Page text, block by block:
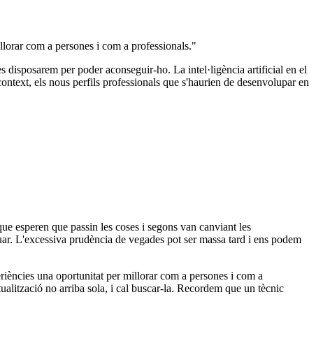
com a persones i com a professionals."
per poder aconseguir-ho. La intel·ligència artificial en el
els nous perfils professionals que s'haurien de desenvolupar en
esperen que passin les coses i segons van canviant les
L'excessiva prudència de vegades pot ser massa tard i ens podem
una oportunitat per millorar com a persones i com a
no arriba sola, i cal buscar-la. Recordem que un tècnic